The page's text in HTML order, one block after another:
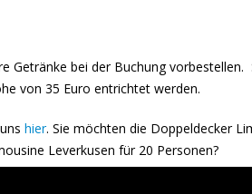
Getränke bei der Buchung
von 35 Euro entrichtet werden.
hier. Sie möchten die Doppeldecker
Leverkusen für 20 Personen?